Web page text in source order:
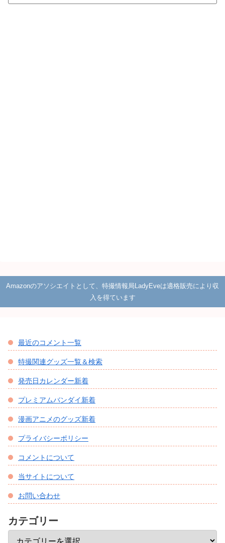
Amazonのアソシエイトとして、特撮情報局LadyEveは適格販売により収
入を得ています
最近のコメント一覧
特撮関連グッズ一覧＆検索
発売日カレンダー新着
プレミアムバンダイ新着
漫画アニメのグッズ新着
プライバシーポリシー
コメントについて
当サイトについて
お問い合わせ
カテゴリー